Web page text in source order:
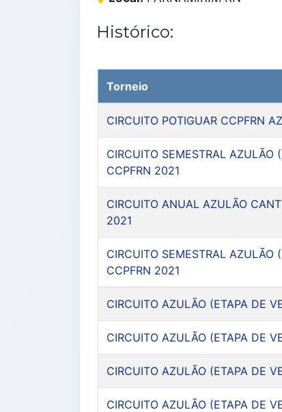
Histórico:
Torneio
CIRCUITO POTIGUAR CCPFRN
CIRCUITO SEMESTRAL AZULÃO
CCPFRN 2021
CIRCUITO ANUAL AZULÃO
2021
CIRCUITO SEMESTRAL AZULÃO
CCPFRN 2021
CIRCUITO AZULÃO (ETAPA DE
CIRCUITO AZULÃO (ETAPA DE
CIRCUITO AZULÃO (ETAPA DE
CIRCUITO AZULÃO (ETAPA DE